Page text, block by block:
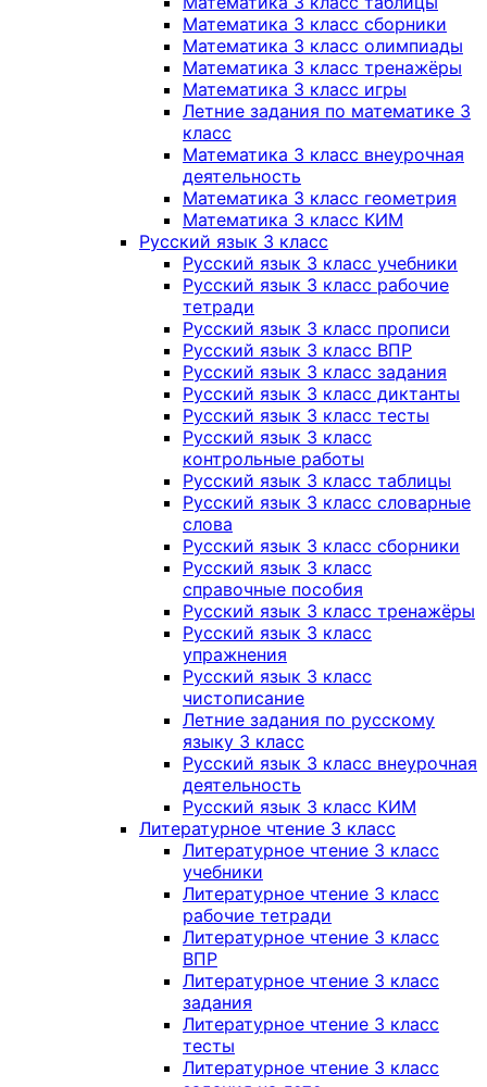
Математика 3 класс сборники
Математика 3 класс олимпиады
Математика 3 класс тренажёры
Математика 3 класс игры
Летние задания по математике 3
класс
Математика 3 класс внеурочная
деятельность
Математика 3 класс геометрия
Математика 3 класс КИМ
Русский язык 3 класс
Русский язык 3 класс учебники
Русский язык 3 класс рабочие
тетради
Русский язык 3 класс прописи
Русский язык 3 класс ВПР
Русский язык 3 класс задания
Русский язык 3 класс диктанты
Русский язык 3 класс тесты
Русский язык 3 класс
контрольные работы
Русский язык 3 класс таблицы
Русский язык 3 класс словарные
слова
Русский язык 3 класс сборники
Русский язык 3 класс
справочные пособия
Русский язык 3 класс тренажёры
Русский язык 3 класс
упражнения
Русский язык 3 класс
чистописание
Летние задания по русскому
языку 3 класс
Русский язык 3 класс внеурочная
деятельность
Русский язык 3 класс КИМ
Литературное чтение 3 класс
Литературное чтение 3 класс
учебники
Литературное чтение 3 класс
рабочие тетради
Литературное чтение 3 класс
ВПР
Литературное чтение 3 класс
задания
Литературное чтение 3 класс
тесты
Литературное чтение 3 класс